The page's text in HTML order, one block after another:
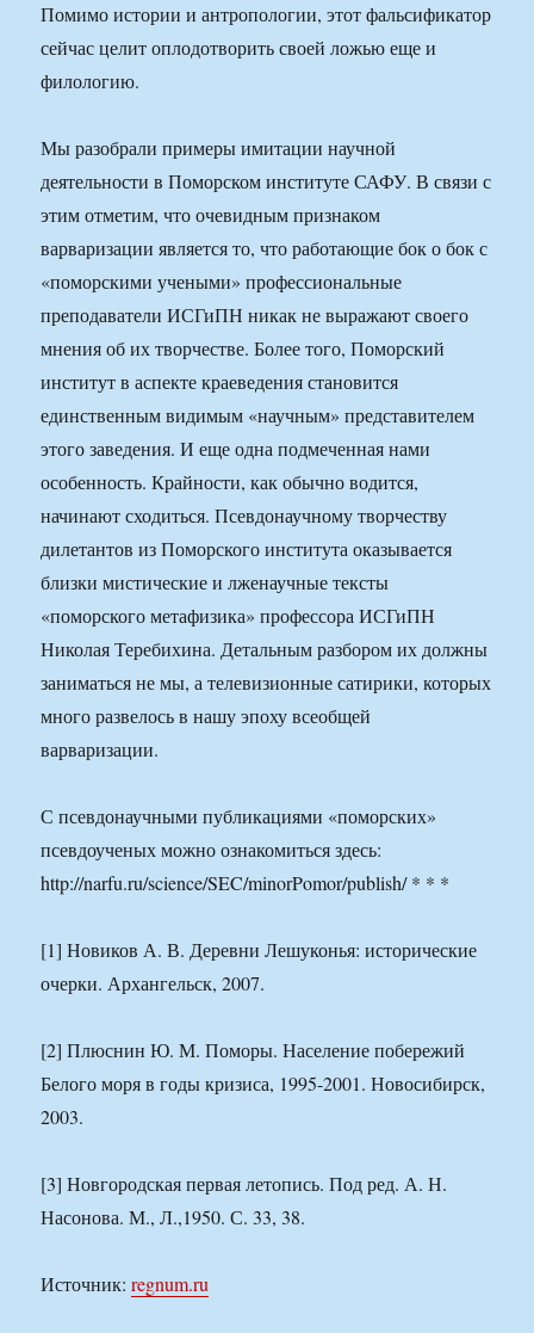
Помимо истории и антропологии, этот фальсификатор
сейчас целит оплодотворить своей ложью еще и
филологию.
Мы разобрали примеры имитации научной
деятельности в Поморском институте САФУ. В связи с
этим отметим, что очевидным признаком
варваризации является то, что работающие бок о бок с
«поморскими учеными» профессиональные
преподаватели ИСГиПН никак не выражают своего
мнения об их творчестве. Более того, Поморский
институт в аспекте краеведения становится
единственным видимым «научным» представителем
этого заведения. И еще одна подмеченная нами
особенность. Крайности, как обычно водится,
начинают сходиться. Псевдонаучному творчеству
дилетантов из Поморского института оказывается
близки мистические и лженаучные тексты
«поморского метафизика» профессора ИСГиПН
Николая Теребихина. Детальным разбором их должны
заниматься не мы, а телевизионные сатирики, которых
много развелось в нашу эпоху всеобщей
варваризации.
С псевдонаучными публикациями «поморских»
псевдоученых можно ознакомиться здесь:
http://narfu.ru/science/SEC/minorPomor/publish/ * * *
[1] Новиков А. В. Деревни Лешуконья: исторические
очерки. Архангельск, 2007.
[2] Плюснин Ю. М. Поморы. Население побережий
Белого моря в годы кризиса, 1995-2001. Новосибирск,
2003.
[3] Новгородская первая летопись. Под ред. А. Н.
Насонова. М., Л.,1950. С. 33, 38.
Источник:regnum.ru